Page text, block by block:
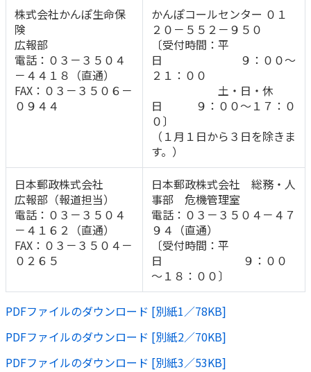
かんぽプラチナライフサービス
ご契約のしおり・約款（Web約款）
保険用語集
お問い合わせ
保険用語集
すこやか健康ラボ
ラジオ体操・みんなの体操
ラジオ体操ポータルサイト
かんぽ生命のサステナビリティ
お客さまの声／お客さまサービス向上の取組み
かんぽジャンクション
株式会社かんぽ生命保
険
広報部
電話：０３－３５０４
－４４１８（直通）
FAX：０３－３５０６－
０９４４
かんぽコールセンター ０１
２０－５５２－９５０
〔受付時間：平
日 ９：００～
２１：００
土・日・休
日 ９：００～１７：０
０〕
（１月１日から３日を除きま
す。）
日本郵政株式会社
広報部（報道担当）
電話：０３－３５０４
－４１６２（直通）
FAX：０３－３５０４－
０２６５
日本郵政株式会社 総務・人
事部 危機管理室
電話：０３－３５０４－４７
９４（直通）
〔受付時間：平
日 ９：００
～１８：００〕
PDFファイルのダウンロード [別紙1／78KB]
PDFファイルのダウンロード [別紙2／70KB]
PDFファイルのダウンロード [別紙3／53KB]